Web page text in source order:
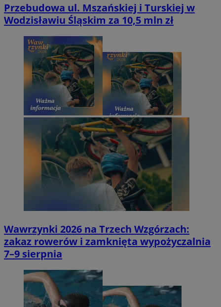
Przebudowa ul. Mszańskiej i Turskiej w
Wodzisławiu Śląskim za 10,5 mln zł
Wawrzynki 2026 na Trzech Wzgórzach:
zakaz rowerów i zamknięta wypożyczalnia
7–9 sierpnia